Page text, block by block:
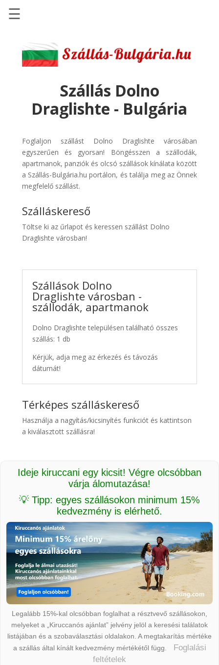
Szállások
Repülőjegy
pénzvisszatérítéssel
Discover
Cars
Transzfer
Kiwi
Taxi
☰
Szállás Dolno
Draglishte - Bulgária
Foglaljon szállást Dolno Draglishte városában
egyszerűen és gyorsan! Böngésszen a szállodák,
apartmanok, panziók és olcsó szállások kínálata között
a Szállás-Bulgária.hu portálon, és találja meg az Önnek
megfelelő szállást.
Szálláskereső
Töltse ki az űrlapot és keressen szállást Dolno
Draglishte városban!
Szállások Dolno
Draglishte városban -
szállodák, apartmanok
Dolno Draglishte településen található összes
szállás: 1 db
Kérjük, adja meg az érkezés és távozás
dátumát!
Térképes szálláskereső
Használja a nagyítás/kicsinyítés funkciót és kattintson
a kiválasztott szállásra!
Ideje kiruccani egy kicsit! Végre olcsóbban
várja álomutazása!
💡 Tipp: egyes szállásokon minimum 15%
kedvezmény is elérhető.
Legalább 15%-kal olcsóbban foglalhat a résztvevő szállásokon,
melyeket a „Kiruccanós ajánlat” jelvény jelöl a keresési találatok
listájában és a szobaválasztási oldalakon. A megtakarítás mértéke
a szállás által kínált kedvezmény mértékétől függ.
Foglalási
feltételek